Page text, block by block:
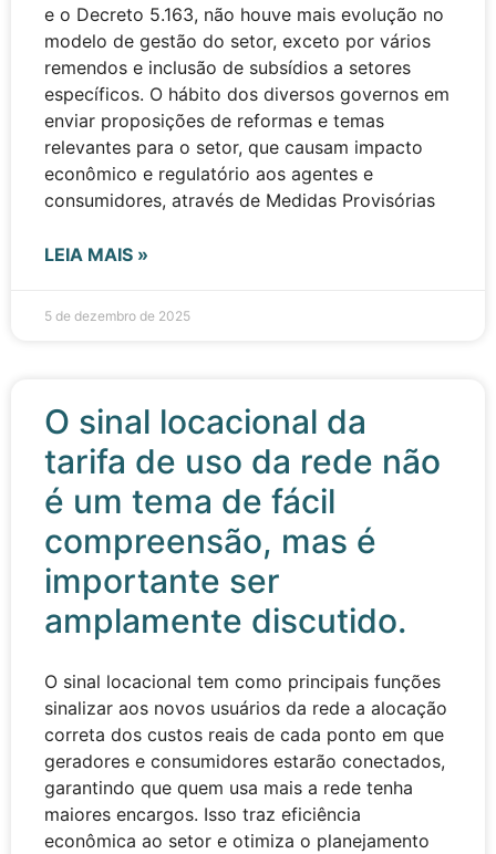
e o Decreto 5.163, não houve mais evolução no
modelo de gestão do setor, exceto por vários
remendos e inclusão de subsídios a setores
específicos. O hábito dos diversos governos em
enviar proposições de reformas e temas
relevantes para o setor, que causam impacto
econômico e regulatório aos agentes e
consumidores, através de Medidas Provisórias
LEIA MAIS »
5 de dezembro de 2025
O sinal locacional da
tarifa de uso da rede não
é um tema de fácil
compreensão, mas é
importante ser
amplamente discutido.
O sinal locacional tem como principais funções
sinalizar aos novos usuários da rede a alocação
correta dos custos reais de cada ponto em que
geradores e consumidores estarão conectados,
garantindo que quem usa mais a rede tenha
maiores encargos. Isso traz eficiência
econômica ao setor e otimiza o planejamento